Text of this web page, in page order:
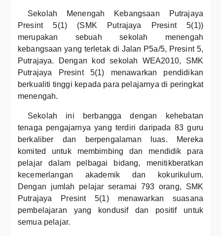
Sekolah Menengah Kebangsaan Putrajaya
Presint 5(1) (SMK Putrajaya Presint 5(1))
merupakan sebuah sekolah menengah
kebangsaan yang terletak di Jalan P5a/5, Presint 5,
Putrajaya. Dengan kod sekolah WEA2010, SMK
Putrajaya Presint 5(1) menawarkan pendidikan
berkualiti tinggi kepada para pelajarnya di peringkat
menengah.
Sekolah ini berbangga dengan kehebatan
tenaga pengajarnya yang terdiri daripada 83 guru
berkaliber dan berpengalaman luas. Mereka
komited untuk membimbing dan mendidik para
pelajar dalam pelbagai bidang, menitikberatkan
kecemerlangan akademik dan kokurikulum.
Dengan jumlah pelajar seramai 793 orang, SMK
Putrajaya Presint 5(1) menawarkan suasana
pembelajaran yang kondusif dan positif untuk
semua pelajar.